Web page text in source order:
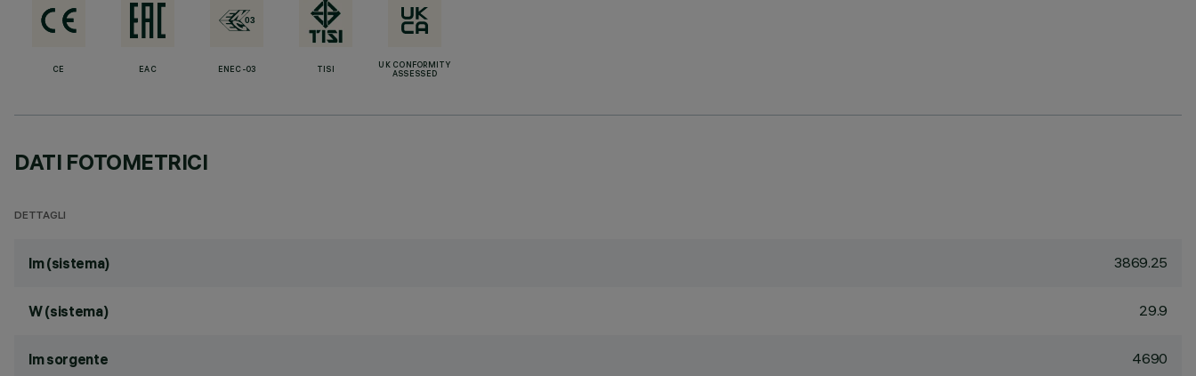
CE EAC ENEC-03 TISI
UK CONFORMITY
ASSESSED
DATI FOTOMETRICI
DETTAGLI
lm (sistema) 3869.25
W (sistema) 29.9
lm sorgente 4690